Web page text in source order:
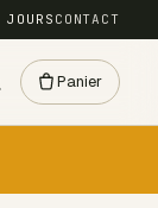
CONTACT
Panier